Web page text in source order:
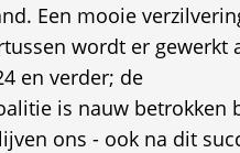
Een mooie
wordt er gewerkt
en verder; de
is nauw betrokken
ons - ook na dit